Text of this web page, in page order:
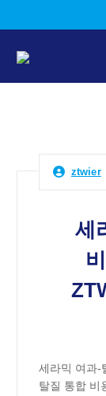
ztwier
세
세라믹 여과-
탈질 통합 비